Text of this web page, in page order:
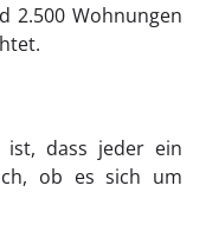
2.500 Wohnungen
ist, dass jeder ein
ob es sich um